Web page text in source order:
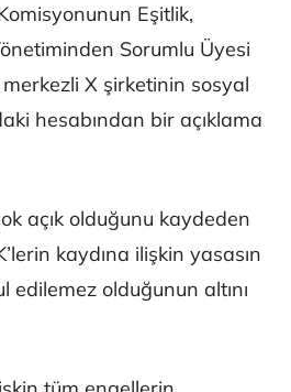
Eşitlik,
Sorumlu Üyesi
X şirketinin sosyal
hesabından bir açıklama
açık olduğunu kaydeden
kaydına ilişkin yasasın
olduğunun altını